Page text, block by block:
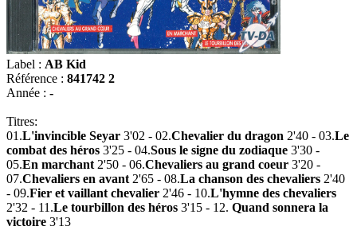
Label : AB Kid
Référence : 841742 2
Année : -
Titres:
01.L'invincible Seyar 3'02 - 02.Chevalier du dragon 2'40 - 03.Le
combat des héros 3'25 - 04.Sous le signe du zodiaque 3'30 -
05.En marchant 2'50 - 06.Chevaliers au grand coeur 3'20 -
07.Chevaliers en avant 2'65 - 08.La chanson des chevaliers 2'40
- 09.Fier et vaillant chevalier 2'46 - 10.L'hymne des chevaliers
2'32 - 11.Le tourbillon des héros 3'15 - 12. Quand sonnera la
victoire 3'13